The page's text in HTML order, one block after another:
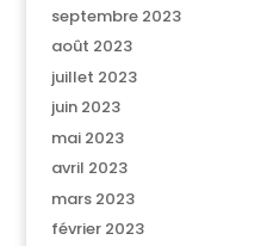
septembre 2023
août 2023
juillet 2023
juin 2023
mai 2023
avril 2023
mars 2023
février 2023